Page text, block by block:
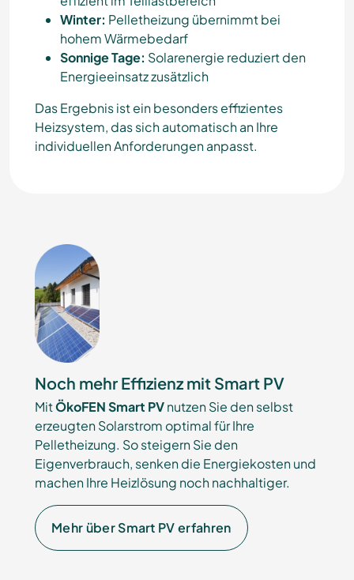
Winter: Pelletheizung übernimmt bei
hohem Wärmebedarf
Sonnige Tage: Solarenergie reduziert den
Energieeinsatz zusätzlich
Das Ergebnis ist ein besonders effizientes
Heizsystem, das sich automatisch an Ihre
individuellen Anforderungen anpasst.
Noch mehr Effizienz mit Smart PV
MitÖkoFEN Smart PVnutzen Sie den selbst
erzeugten Solarstrom optimal für Ihre
Pelletheizung. So steigern Sie den
Eigenverbrauch, senken die Energiekosten und
machen Ihre Heizlösung noch nachhaltiger.
Mehr über Smart PV erfahren